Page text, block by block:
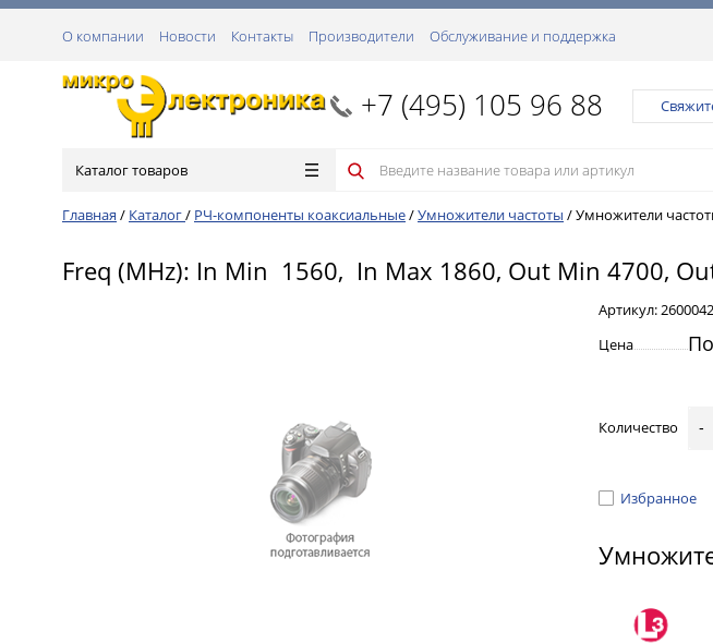
О компании Новости Контакты Производители Обслуживание и поддержка
+7 (495) 105 96 88
Каталог товаров
Главная / Каталог/ РЧ-компоненты коаксиальные/Умножители частоты /Умножители
Freq (MHz): In Min 1560, In Max 1860, Out Min 4700,
Артикул:2600042
Цена
Количество -
Избранное